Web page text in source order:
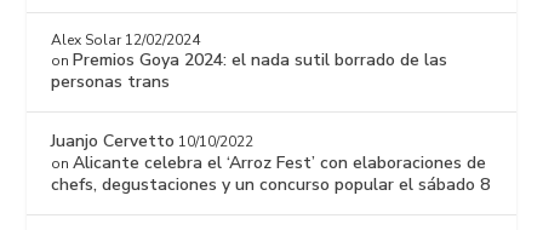
Alex Solar 12/02/2024
on Premios Goya 2024: el nada sutil borrado de las
personas trans
Juanjo Cervetto 10/10/2022
onAlicante celebra el ‘Arroz Fest’ con elaboraciones de
chefs, degustaciones y un concurso popular el sábado 8